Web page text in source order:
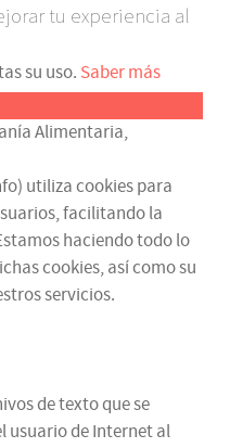
tu experiencia al
su uso. Saber más
Alimentaria,
utiliza cookies para
facilitando la
haciendo todo lo
cookies, así como su
servicios.
de texto que se
usuario de Internet al